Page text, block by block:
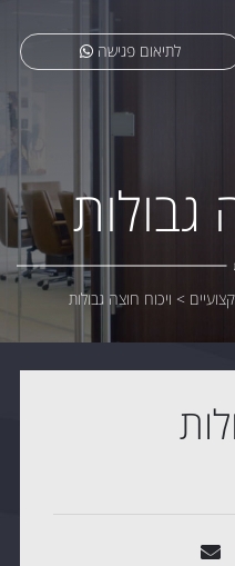
לתיאום פגישה
גבולות
> ויכוח חוצה גבולות